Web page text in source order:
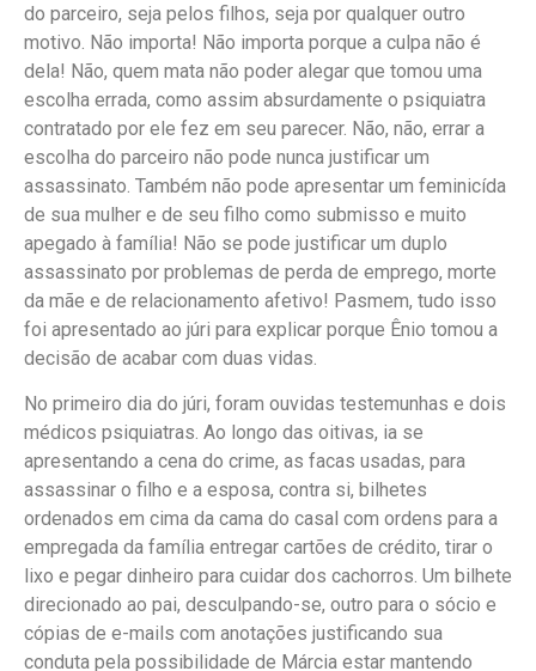
do parceiro, seja pelos filhos, seja por qualquer outro
motivo. Não importa! Não importa porque a culpa não é
dela! Não, quem mata não poder alegar que tomou uma
escolha errada, como assim absurdamente o psiquiatra
contratado por ele fez em seu parecer. Não, não, errar a
escolha do parceiro não pode nunca justificar um
assassinato. Também não pode apresentar um feminicída
de sua mulher e de seu filho como submisso e muito
apegado à família! Não se pode justificar um duplo
assassinato por problemas de perda de emprego, morte
da mãe e de relacionamento afetivo! Pasmem, tudo isso
foi apresentado ao júri para explicar porque Ênio tomou a
decisão de acabar com duas vidas.
No primeiro dia do júri, foram ouvidas testemunhas e dois
médicos psiquiatras. Ao longo das oitivas, ia se
apresentando a cena do crime, as facas usadas, para
assassinar o filho e a esposa, contra si, bilhetes
ordenados em cima da cama do casal com ordens para a
empregada da família entregar cartões de crédito, tirar o
lixo e pegar dinheiro para cuidar dos cachorros. Um bilhete
direcionado ao pai, desculpando-se, outro para o sócio e
cópias de e-mails com anotações justificando sua
conduta pela possibilidade de Márcia estar mantendo